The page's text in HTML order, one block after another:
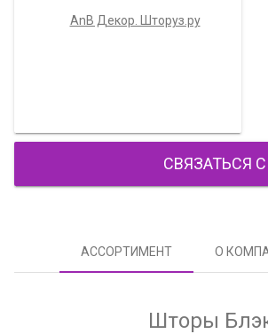
СВЯЗАТЬСЯ
АССОРТИМЕНТ О
Шторы